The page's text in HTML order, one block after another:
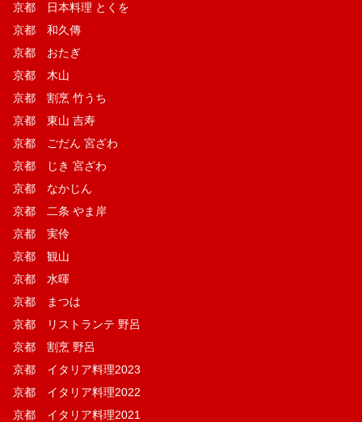
京都 日本料理 とくを
京都 和久傳
京都 おたぎ
京都 木山
京都 割烹 竹うち
京都 東山 吉寿
京都 ごだん 宮ざわ
京都 じき 宮ざわ
京都 なかじん
京都 二条 やま岸
京都 実伶
京都 観山
京都 水暉
京都 まつは
京都 リストランテ 野呂
京都 割烹 野呂
京都 イタリア料理2023
京都 イタリア料理2022
京都 イタリア料理2021